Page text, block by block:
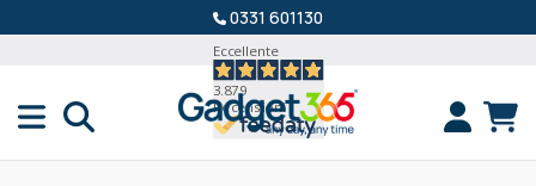
0331 601130
Eccellente
3.879
Recensioni